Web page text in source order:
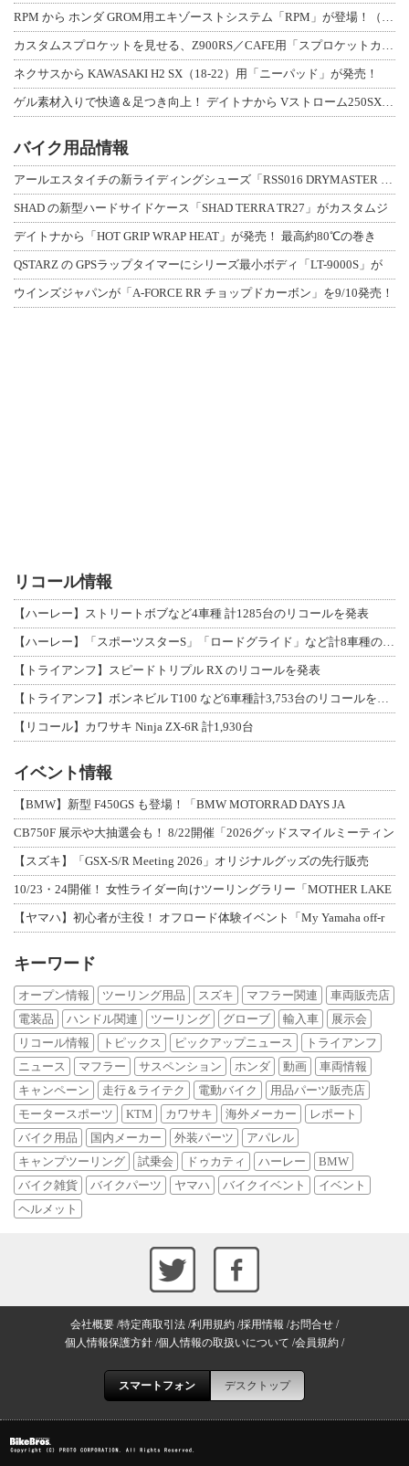
RPM から ホンダ GROM用エキゾーストシステム「RPM」が登場！（動画あり
カスタムスプロケットを見せる、Z900RS／CAFE用「スプロケットカバーフルキ
ネクサスから KAWASAKI H2 SX（18-22）用「ニーパッド」が発売！
ゲル素材入りで快適＆足つき向上！ デイトナから Vストローム250SX用「快適ロ
バイク用品情報
アールエスタイチの新ライディングシューズ「RSS016 DRYMASTER スト
SHAD の新型ハードサイドケース「SHAD TERRA TR27」がカスタムジ
デイトナから「HOT GRIP WRAP HEAT」が発売！ 最高約80℃の巻き
QSTARZ の GPSラップタイマーにシリーズ最小ボディ「LT-9000S」が
ウインズジャパンが「A-FORCE RR チョップドカーボン」を9/10発売！
リコール情報
【ハーレー】ストリートボブなど4車種 計1285台のリコールを発表
【ハーレー】「スポーツスターS」「ロードグライド」など計8車種のリコールを発表
【トライアンフ】スピードトリプル RX のリコールを発表
【トライアンフ】ボンネビル T100 など6車種計3,753台のリコールを発表
【リコール】カワサキ Ninja ZX-6R 計1,930台
イベント情報
【BMW】新型 F450GS も登場！「BMW MOTORRAD DAYS JA
CB750F 展示や大抽選会も！ 8/22開催「2026グッドスマイルミーティン
【スズキ】「GSX-S/R Meeting 2026」オリジナルグッズの先行販売
10/23・24開催！ 女性ライダー向けツーリングラリー「MOTHER LAKE
【ヤマハ】初心者が主役！ オフロード体験イベント「My Yamaha off-r
キーワード
オープン情報 ツーリング用品 スズキ マフラー関連
車両販売店
電装品
ハンドル関連 ツーリング グローブ 輸入車
展示会
リコール情報
トピックス ピックアップニュース
トライアンフ
ニュース
マフラー サスペンション ホンダ 動画
車両情報
キャンペーン
走行＆ライテク 電動バイク
用品パーツ販売店
モータースポーツ
KTM カワサキ 海外メーカー
レポート
バイク用品
国内メーカー 外装パーツ
アパレル
キャンプツーリング
試乗会 ドゥカティ ハーレー
BMW
バイク雑貨
バイクパーツ ヤマハ バイクイベント
イベント
ヘルメット
会社概要 特定商取引法 利用規約 採用情報 お問合せ
個人情報保護方針 個人情報の取扱いについて 会員規約
スマートフォン デスクトップ